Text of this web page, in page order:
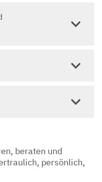
beraten und
persönlich,